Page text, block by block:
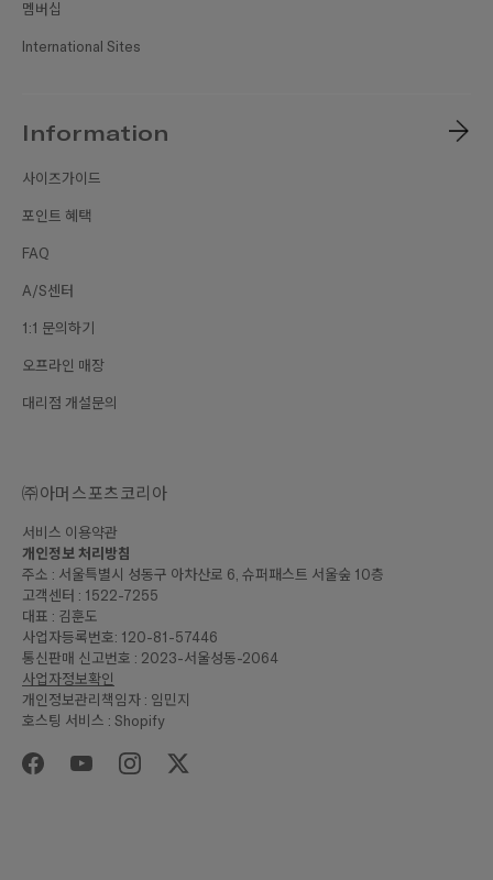
합계
멤버십
International Sites
Information
사이즈가이드
포인트 혜택
FAQ
A/S센터
1:1 문의하기
오프라인 매장
대리점 개설문의
㈜아머스포츠코리아
서비스 이용약관
개인정보 처리방침
주소 : 서울특별시 성동구 아차산로 6, 슈퍼패스트 서울숲 10층
고객센터 : 1522-7255
대표 : 김훈도
사업자등록번호: 120-81-57446
통신판매 신고번호 : 2023-서울성동-2064
사업자정보확인
개인정보관리책임자 : 임민지
호스팅 서비스 : Shopify